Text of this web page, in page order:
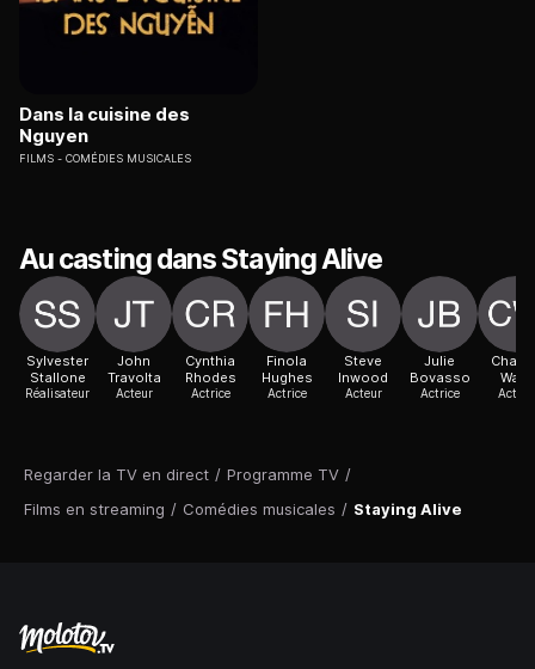
Regarder la TV en direct / Programme TV /
Films en streaming / Comédies musicales / Staying Alive
Dans la cuisine des
Nguyen
FILMS COMÉDIES MUSICALES
Au casting dans Staying Alive
Sylvester
Stallone
Réalisateur
John
Travolta
Acteur
Cynthia
Rhodes
Actrice
Finola
Hughes
Actrice
Steve
Inwood
Acteur
Julie
Bovasso
Actrice
Ward
Acteur